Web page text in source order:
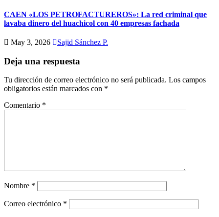
CAEN «LOS PETROFACTUREROS»: La red criminal que
lavaba dinero del huachicol con 40 empresas fachada
May 3, 2026 Sajid Sánchez P.
Deja una respuesta
Tu dirección de correo electrónico no será publicada. Los campos
obligatorios están marcados con *
Comentario *
Nombre *
Correo electrónico *